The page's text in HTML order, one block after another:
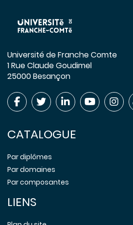
Université de Franche Comte
1 Rue Claude Goudimel
25000 Besançon
CATALOGUE
Par diplômes
Par domaines
Par composantes
LIENS